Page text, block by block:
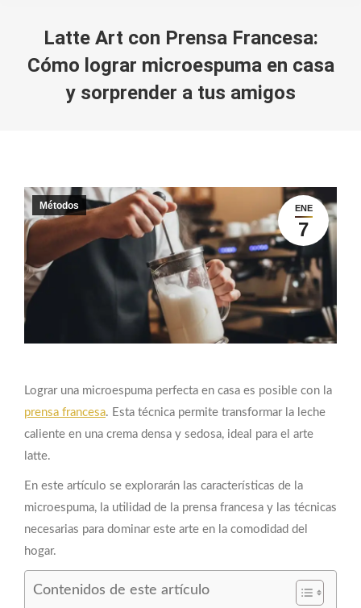
Latte Art con Prensa Francesa:
Cómo lograr microespuma en casa
y sorprender a tus amigos
ENE
7
Métodos
Lograr una microespuma perfecta en casa es posible con la
prensa francesa. Esta técnica permite transformar la leche
caliente en una crema densa y sedosa, ideal para el arte
latte.
En este artículo se explorarán las características de la
microespuma, la utilidad de la prensa francesa y las técnicas
necesarias para dominar este arte en la comodidad del
hogar.
Contenidos de este artículo